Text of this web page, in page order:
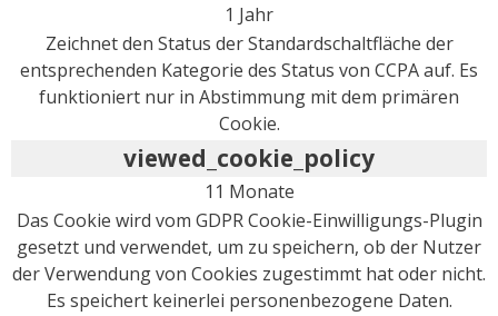
1 Jahr
Zeichnet den Status der Standardschaltfläche der
entsprechenden Kategorie des Status von CCPA auf. Es
funktioniert nur in Abstimmung mit dem primären
Cookie.
viewed_cookie_policy
11 Monate
Das Cookie wird vom GDPR Cookie-Einwilligungs-Plugin
gesetzt und verwendet, um zu speichern, ob der Nutzer
der Verwendung von Cookies zugestimmt hat oder nicht.
Es speichert keinerlei personenbezogene Daten.